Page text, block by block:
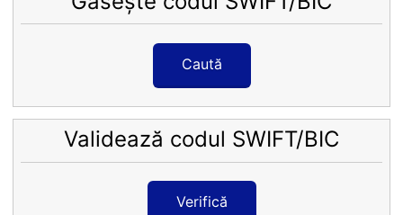
Caută
Validează codul SWIFT/BIC
Verifică